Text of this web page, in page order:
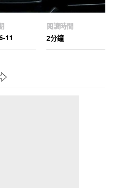
11
閱讀時間
2分鐘